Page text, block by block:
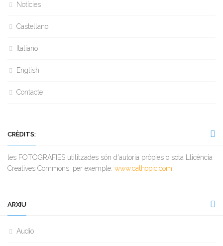
Notícies
Castellano
Italiano
English
Contacte
CRÈDITS:
les FOTOGRAFIES utilitzades són d'autoria pròpies o sota Llicència
Creatives Commons, per exemple: www.cathopic.com
ARXIU
Audio